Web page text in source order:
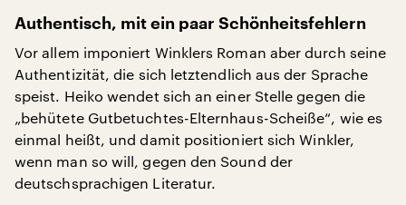
Authentisch, mit ein paar Schönheitsfehlern
Vor allem imponiert Winklers Roman aber durch seine
Authentizität, die sich letztendlich aus der Sprache
speist. Heiko wendet sich an einer Stelle gegen die
„behütete Gutbetuchtes-Elternhaus-Scheiße“, wie es
einmal heißt, und damit positioniert sich Winkler,
wenn man so will, gegen den Sound der
deutschsprachigen Literatur.